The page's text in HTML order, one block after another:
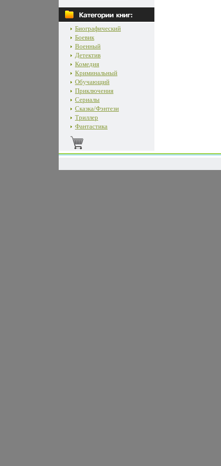
Биографический
Боевик
Военный
Детектив
Комедия
Криминальный
Обучающий
Приключения
Сериалы
Сказка/Фэнтези
Триллер
Фантастика